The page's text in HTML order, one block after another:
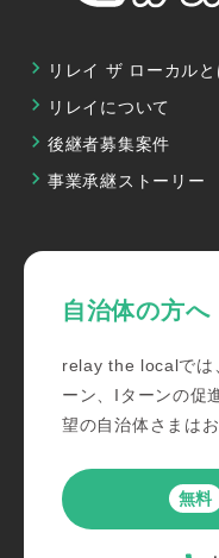
リレイ ザ ローカルと
リレイについて
後継者募集案件
事業承継ストーリー
自治体の方へ
relay the localでは
ーン、Iターンの促
望の自治体さまは
無料